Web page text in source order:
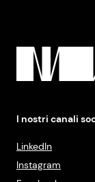
I nostri canali
LinkedIn
Instagram